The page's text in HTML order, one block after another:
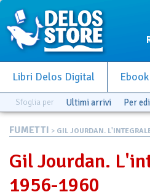
Libri Delos Digital Ebook
Sfoglia per Ultimi arrivi Per
FUMETTI > GIL JOURDAN.
Gil Jourdan.
1956-1960